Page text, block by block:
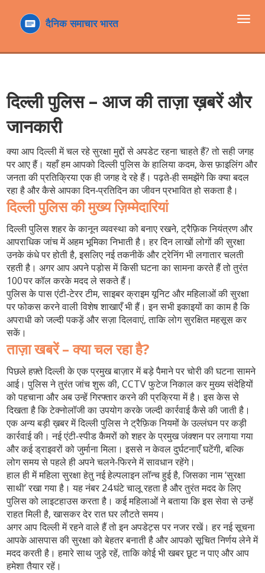
टॉगल
दिल्ली पुलिस – आज की ताज़ा ख़बरें और
जानकारी
क्या आप दिल्ली में चल रहे सुरक्षा मुद्दों से अपडेट रहना चाहते हैं? तो सही जगह
पर आए हैं। यहाँ हम आपको दिल्ली पुलिस के हालिया कदम, केस फ़ाइलिंग और
जनता की प्रतिक्रिया एक ही जगह दे रहे हैं। पढ़ते‑ही समझेंगे कि क्या बदल
रहा है और कैसे आपका दिन‑प्रतिदिन का जीवन प्रभावित हो सकता है।
दिल्ली पुलिस की मुख्य ज़िम्मेदारियां
दिल्ली पुलिस शहर के कानून व्यवस्था को बनाए रखने, ट्रैफ़िक नियंत्रण और
आपराधिक जांच में अहम भूमिका निभाती है। हर दिन लाखों लोगों की सुरक्षा
उनके कंधे पर होती है, इसलिए नई तकनीकें और ट्रेनिंग भी लगातार चलती
रहती है। अगर आप अपने पड़ोस में किसी घटना का सामना करते हैं तो तुरंत
100 पर कॉल करके मदद ले सकते हैं।
पुलिस के पास एंटी‑टेरर टीम, साइबर क्राइम यूनिट और महिलाओं की सुरक्षा
पर फोकस करने वाली विशेष शाखाएँ भी हैं। इन सभी इकाइयों का काम है कि
अपराधी को जल्दी पकड़ें और सज़ा दिलवाएं, ताकि लोग सुरक्षित महसूस कर
सकें।
ताज़ा खबरें – क्या चल रहा है?
पिछले हफ़्ते दिल्ली के एक प्रमुख बाज़ार में बड़े पैमाने पर चोरी की घटना सामने
आई। पुलिस ने तुरंत जांच शुरू की, CCTV फुटेज निकाल कर मुख्य संदेहियों
को पहचाना और अब उन्हें गिरफ्तार करने की प्रक्रिया में है। इस केस से
दिखता है कि टेक्नोलॉजी का उपयोग करके जल्दी कार्रवाई कैसे की जाती है।
एक अन्य बड़ी ख़बर में दिल्ली पुलिस ने ट्रैफ़िक नियमों के उल्लंघन पर कड़ी
कार्रवाई की। नई एंटी‑स्पीड कैमरों को शहर के प्रमुख जंक्शन पर लगाया गया
और कई ड्राइवरों को जुर्माना मिला। इससे न केवल दुर्घटनाएँ घटेंगी, बल्कि
लोग समय से पहले ही अपने चलने‑फिरने में सावधान रहेंगे।
हाल ही में महिला सुरक्षा हेतु नई हेल्पलाइन लॉन्च हुई है, जिसका नाम ‘सुरक्षा
साथी’ रखा गया है। यह नंबर 24 घंटे चालू रहता है और तुरंत मदद के लिए
पुलिस को लाइटहाउस करता है। कई महिलाओं ने बताया कि इस सेवा से उन्हें
राहत मिली है, खासकर देर रात घर लौटते समय।
अगर आप दिल्ली में रहने वाले हैं तो इन अपडेट्स पर नजर रखें। हर नई सूचना
आपके आसपास की सुरक्षा को बेहतर बनाती है और आपको सूचित निर्णय लेने में
मदद करती है। हमारे साथ जुड़े रहें, ताकि कोई भी खबर छूट न पाए और आप
हमेशा तैयार रहें।